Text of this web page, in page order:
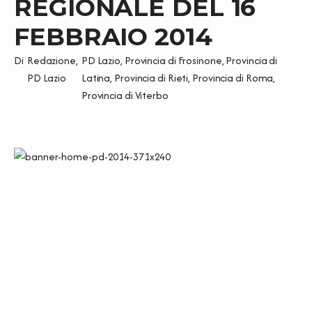
REGIONALE DEL 16
FEBBRAIO 2014
Di Redazione
PD Lazio
, PD Lazio, Provincia di Frosinone,Provincia di
Latina, Provincia di Rieti, Provincia di Roma,
Provincia di Viterbo